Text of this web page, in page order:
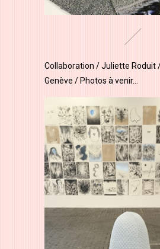
Collaboration / Juliette Roduit
Genève / Photos à venir…